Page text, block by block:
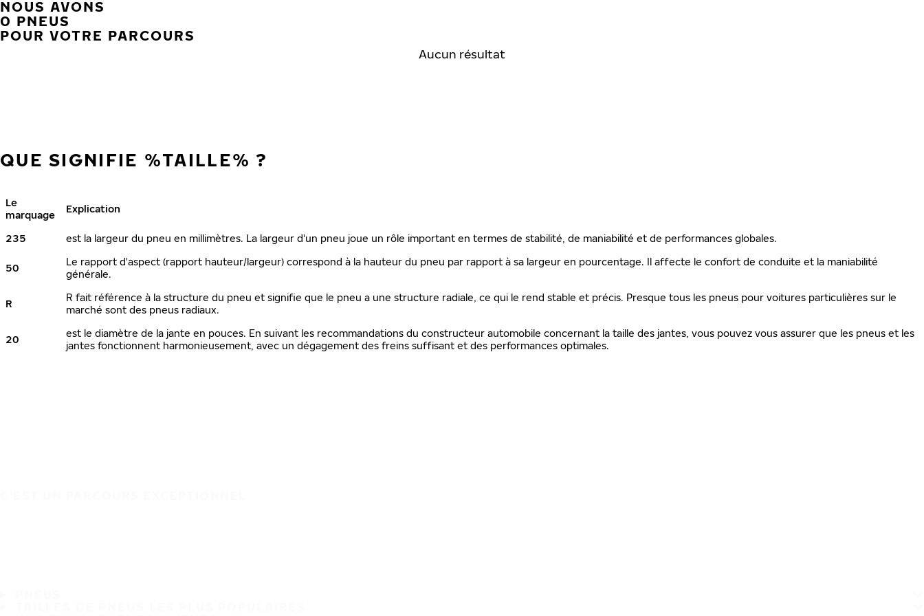
NOUS AVONS
0 PNEUS
POUR VOTRE PARCOURS
Aucun résultat
QUE SIGNIFIE %TAILLE% ?
Le
marquage
Explication
235 est la largeur du pneu en millimètres. La largeur d'un pneu joue un rôle important en termes de stabilité, de maniabilité et de performances globales.
50
Le rapport d'aspect (rapport hauteur/largeur) correspond à la hauteur du pneu par rapport à sa largeur en pourcentage. Il affecte le confort de conduite et la maniabilité
générale.
R
R fait référence à la structure du pneu et signifie que le pneu a une structure radiale, ce qui le rend stable et précis. Presque tous les pneus pour voitures particulières sur le
marché sont des pneus radiaux.
20
est le diamètre de la jante en pouces. En suivant les recommandations du constructeur automobile concernant la taille des jantes, vous pouvez vous assurer que les pneus et les
jantes fonctionnent harmonieusement, avec un dégagement des freins suffisant et des performances optimales.